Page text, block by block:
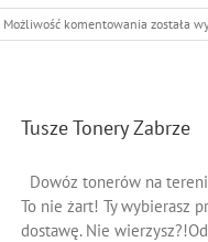
Możliwość komentowania Tusze
Tonery
została
Tusze Tonery Zabrze
Dowóz tonerów na
To nie żart! Ty wybierasz
dostawę. Nie